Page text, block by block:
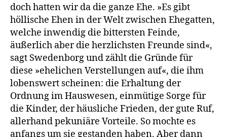
doch hatten wir da die ganze Ehe. »Es gibt
höllische Ehen in der Welt zwischen Ehegatten,
welche inwendig die bittersten Feinde,
äußerlich aber die herzlichsten Freunde sind«,
sagt Swedenborg und zählt die Gründe für
diese »ehelichen Verstellungen auf«, die ihm
lobenswert scheinen: die Erhaltung der
Ordnung im Hauswesen, einmütige Sorge für
die Kinder, der häusliche Frieden, der gute Ruf,
allerhand pekuniäre Vorteile. So mochte es
anfangs um sie gestanden haben. Aber dann